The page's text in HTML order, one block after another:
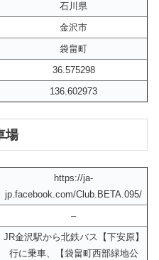
石川県
金沢市
袋畠町
36.575298
136.602973
場
https://ja-
jp.facebook.com/Club.BETA.095/
–
JR金沢駅から北鉄バス【下安原】
行に乗車、【袋畠町西部緑地公